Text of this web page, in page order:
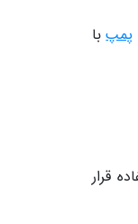
پمپبا
قرار